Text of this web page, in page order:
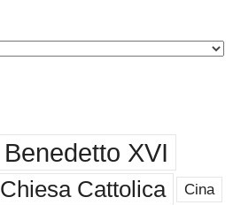
Benedetto XVI
Chiesa Cattolica Cina